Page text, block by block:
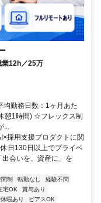
業12h／25万
均勤務日数：1ヶ月あた
憩1時間) ☆フレックス制
採用支援プロダクトに関
日130日以上でプライベ
会いを、資産に」を
制 転勤なし
経験不問
宅OK
賞与あり
暇あり
ピアスOK